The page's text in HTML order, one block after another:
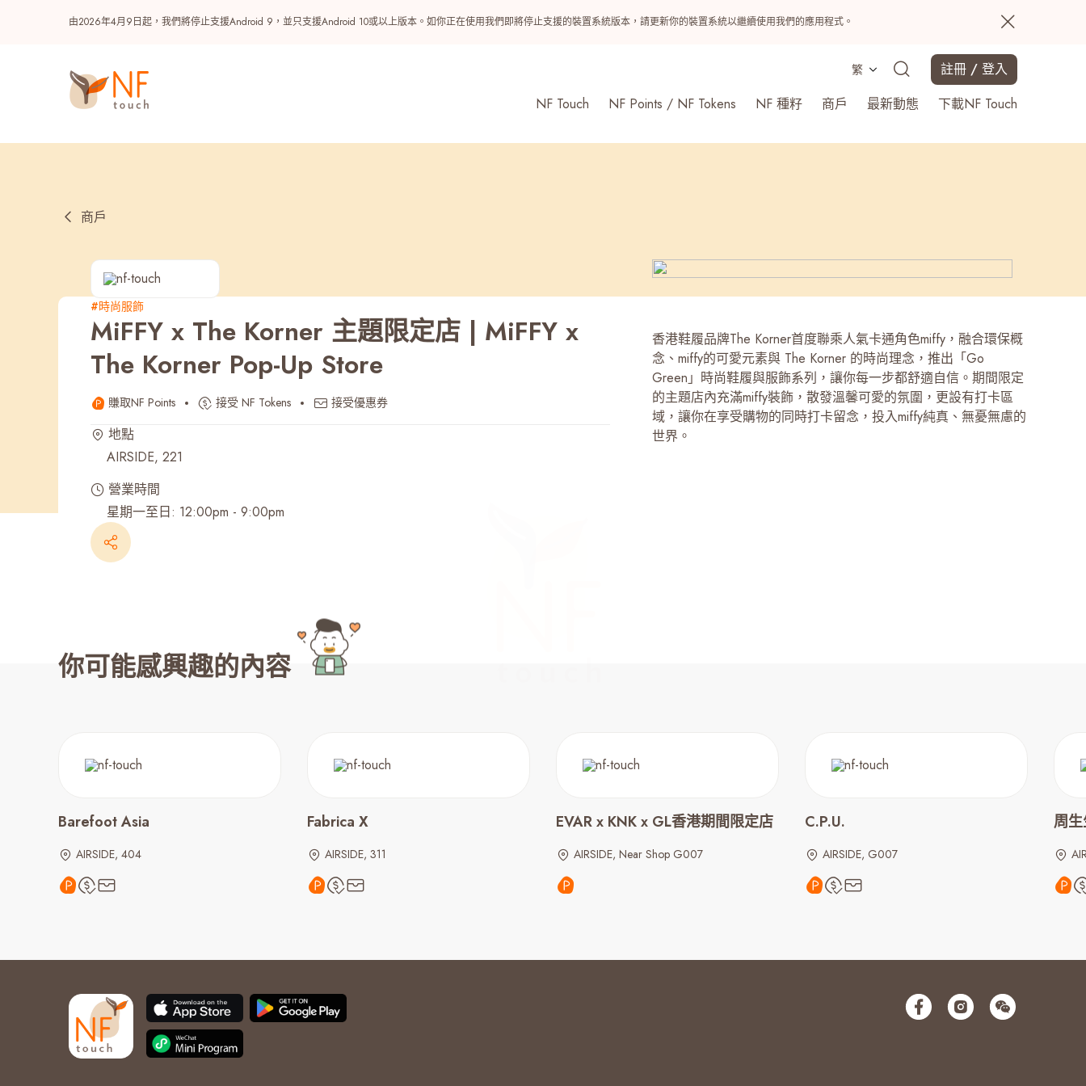
由2026年4月9日起，我們將停止支援Android 9，並只支援Android 10或以上版本。如你正在使用我們即將停止支援的裝置系統版本，請更新你的裝置系統以繼續使用我們的應用程式。
繁
註冊 / 登入
NF Touch
NF Points / NF Tokens NF 種籽 商戶 最新動態 下載NF Touch
熱門
NF 種籽 NF Points AIRSIDE 獎賞
商戶
#時尚服飾
MiFFY x The Korner 主題限定店 | MiFFY x
The Korner Pop-Up Store
賺取NF Points 接受 NF Tokens 接受優惠券
地點
AIRSIDE, 221
營業時間
星期一至日: 12:00pm - 9:00pm
香港鞋履品牌The Korner首度聯乘人氣卡通角色miffy，融合環保概
念、miffy的可愛元素與 The Korner 的時尚理念，推出「Go
Green」時尚鞋履與服飾系列，讓你每一步都舒適自信。期間限定
的主題店內充滿miffy裝飾，散發溫馨可愛的氛圍，更設有打卡區
域，讓你在享受購物的同時打卡留念，投入miffy純真、無憂無慮的
世界。
你可能感興趣的內容
Barefoot Asia
AIRSIDE, 404
Fabrica X
AIRSIDE, 311
EVAR x KNK x GL香港期間限定店
AIRSIDE, Near Shop G007
C.P.U.
AIRSIDE, G007
周